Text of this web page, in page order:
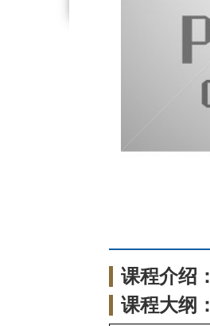
课程介绍：
课程大纲：